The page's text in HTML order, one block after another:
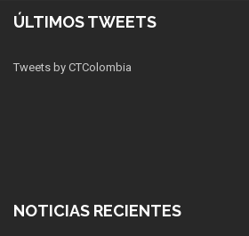
ÚLTIMOS TWEETS
Tweets by CTColombia
NOTICIAS RECIENTES